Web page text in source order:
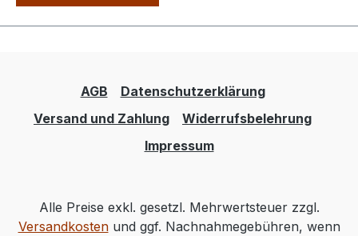
AGB
Datenschutzerklärung
Versand und Zahlung
Widerrufsbelehrung
Impressum
Alle Preise exkl. gesetzl. Mehrwertsteuer zzgl.
Versandkostenund ggf. Nachnahmegebühren, wenn